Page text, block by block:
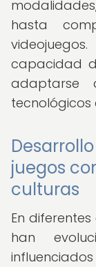
hasta
capacidad
adaptarse
tecnológicos
juegos
culturas
En
han